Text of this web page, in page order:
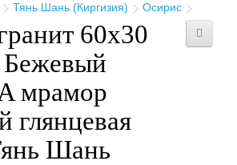
Тянь Шань (Киргизия) Осирис
60x30
мрамор
глянцевая
Шань